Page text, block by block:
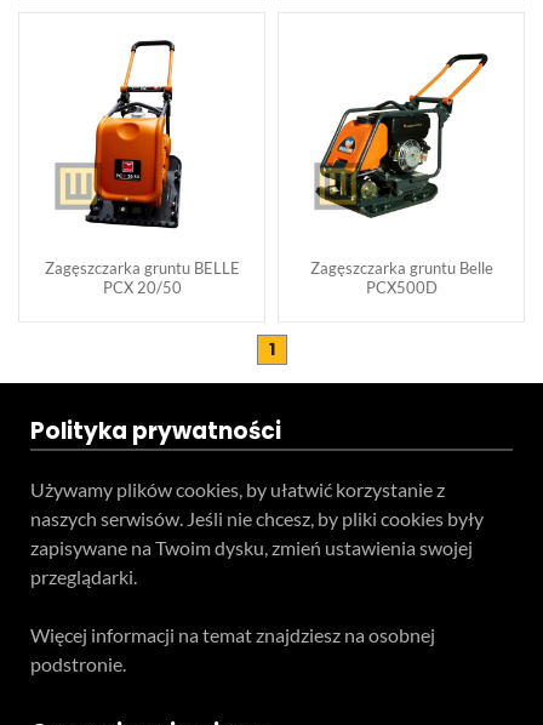
Zagęszczarka gruntu BELLE
PCX 20/50
Zagęszczarka gruntu Belle
PCX500D
1
Polityka prywatności
Używamy plików cookies, by ułatwić korzystanie z
naszych serwisów. Jeśli nie chcesz, by pliki cookies były
zapisywane na Twoim dysku, zmień ustawienia swojej
przeglądarki.
Więcej informacji na temat znajdziesz na osobnej
podstronie.